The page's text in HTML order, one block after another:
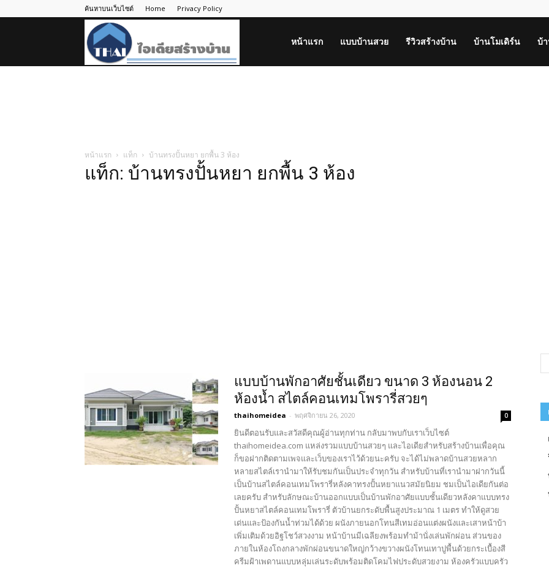
ค้นหาบนเว็บไซต์ Home Privacy Policy
หน้าแรก แบบบ้านสวย รีวิวสร้างบ้าน บ้านโมเดิร์น บ้
หน้าแรก แท็ก บ้านทรงปั้นหยา ยกพื้น 3 ห้อง
แท็ก: บ้านทรงปั้นหยา ยกพื้น 3 ห้อง
แบบ​บ้านพักอา​ศ​ั​ยชั้นเดียว​ ขนาด​ 3​ ห้องนอน​ 2​
ห้อ​งน้ำ สไตล์คอนเทมโพรารี่สวยๆ
thaihomeidea - พฤศจิกายน 26, 2020 0
ยินดีตอนรับและสวัสดีคุณผู้อ่านทุกท่าน กลับมาพบกับเราเว็บไซต์
thaihomeidea.com แหล่งรวมแบบบ้านสวยๆ และไอเดียสำหรับสร้างบ้านเพื่อคุณ
ก็ขอฝากติดตามเพจและเว็บของเราไว้ด้วยนะครับ จะได้ไม่พลาดบ้านสวยหลาก
หลายสไตล์เรานำมาให้รับชมกันเป็นประจำทุกวัน สำหรับบ้านที่เรานำมาฝากวันนี้
เป็นบ้านสไตล์คอนเทมโพรารี่หลังคาทรงปั้นหยาแนวสมัยนิยม ชมเป็นไอเดียกันต่อ
เลยครับ สำหรับลักษณะบ้านออกแบบเป็นบ้านพักอาศัยแบบชั้นเดียวหลังคาแบบทรง
ปั้นหยาสไตล์คอนเทมโพรารี่ ตัวบ้านยกระดับพื้นสูงประมาณ 1 เมตร ทำให้ดูสวย
เด่นและป้องกันน้ำท่วมได้ด้วย ผนังภายนอกโทนสีเทมอ่อนแต่งผนังและเสาหน้าบ้า
เพิ่มเติมด้วยอิฐโชว์สวงงาม หน้าบ้านมีเฉลียงพร้อมทำม้านั่งเล่นพักผ่อน ส่วนของ
ภายในห้องโถงกลางพักผ่อนขนาดใหญ่กว้างขวางผนังโทนเทาปูพื้นด้วยกระเบื้องสี
ครีมฝ้าเพดานแบบหลุ่มเล่นระดับพร้อมติดโคมไฟประดับสวยงาม ห้องครัวแบบครัว